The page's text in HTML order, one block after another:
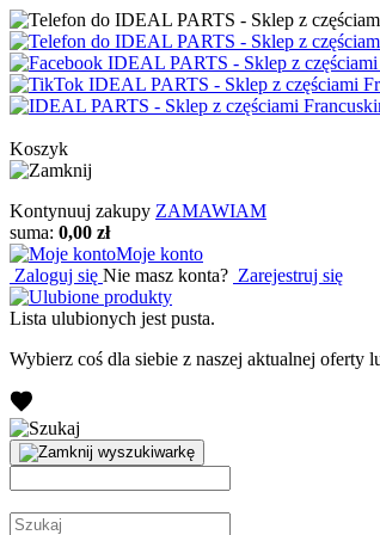
Koszyk
Kontynuuj zakupy ZAMAWIAM
suma: 0,00 zł
Moje konto
Zaloguj się Nie masz konta? Zarejestruj się
Lista ulubionych jest pusta.
Wybierz coś dla siebie z naszej aktualnej oferty